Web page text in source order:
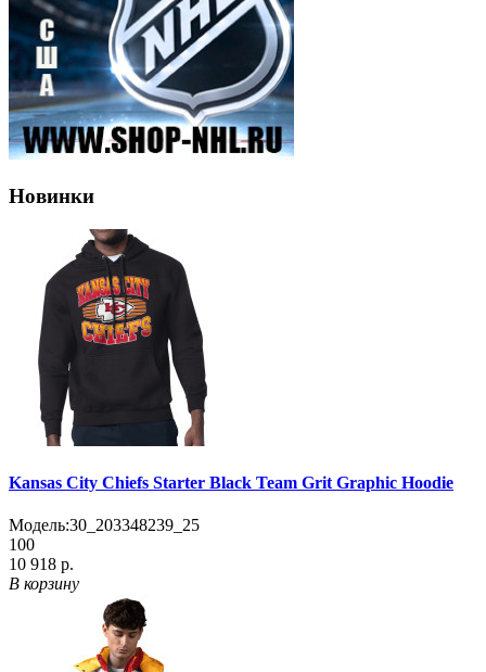
Новинки
Kansas City Chiefs Starter Black Team Grit Graphic Hoodie
Модель:30_203348239_25
100
10 918 р.
В корзину